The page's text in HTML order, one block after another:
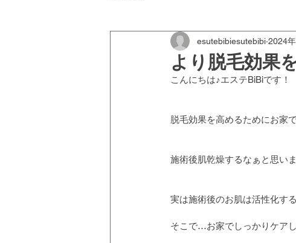
より脱毛効果
esutebibiesutebibi 2024
こんにちは♪エステBiBiです！
脱毛効果を高めるためにお家
施術後肌乾燥するなぁと思い
実は施術後のお肌は活性化す
そこで…お家でしっかりケア